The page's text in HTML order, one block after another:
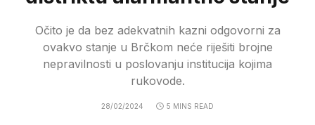
Očito je da bez adekvatnih kazni odgovorni za
ovakvo stanje u Brčkom neće riješiti brojne
nepravilnosti u poslovanju institucija kojima
rukovode.
28/02/2024 5 MINS READ